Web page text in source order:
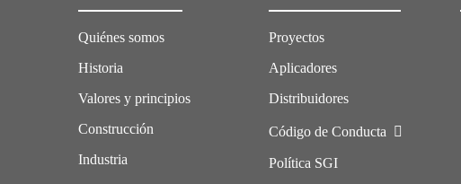
Quiénes somos
Historia
Valores y principios
Construcción
Industria
Proyectos
Aplicadores
Distribuidores
Código de Conducta
Política SGI